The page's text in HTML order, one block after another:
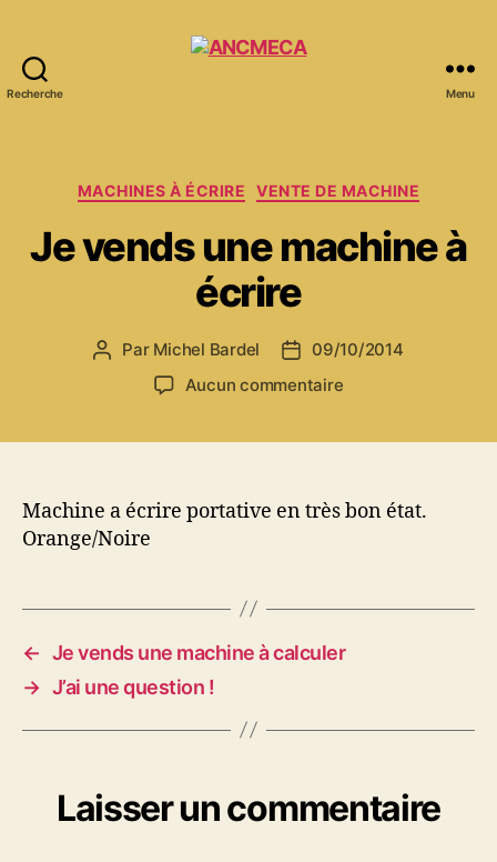
Recherche Menu
Catégories
MACHINES À ÉCRIRE VENTE DE MACHINE
Je vends une machine à
écrire
Auteur
Par Michel Bardel
Date09/10/2014
Aucun commentairesur
à
Machine a écrire portative en très bon état.
Orange/Noire
← Je vends une machine à calculer
→ J’ai une question !
Laisser un commentaire